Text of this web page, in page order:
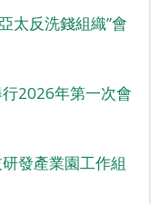
太反洗錢組織”會
2026年第一次會
發產業園工作組